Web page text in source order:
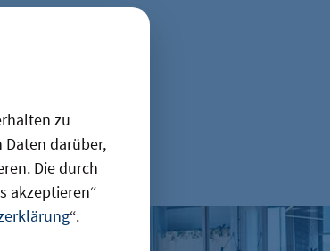
zu
darüber,
Die durch
akzeptieren“
“.steigen, Bürokratie bleibt größte